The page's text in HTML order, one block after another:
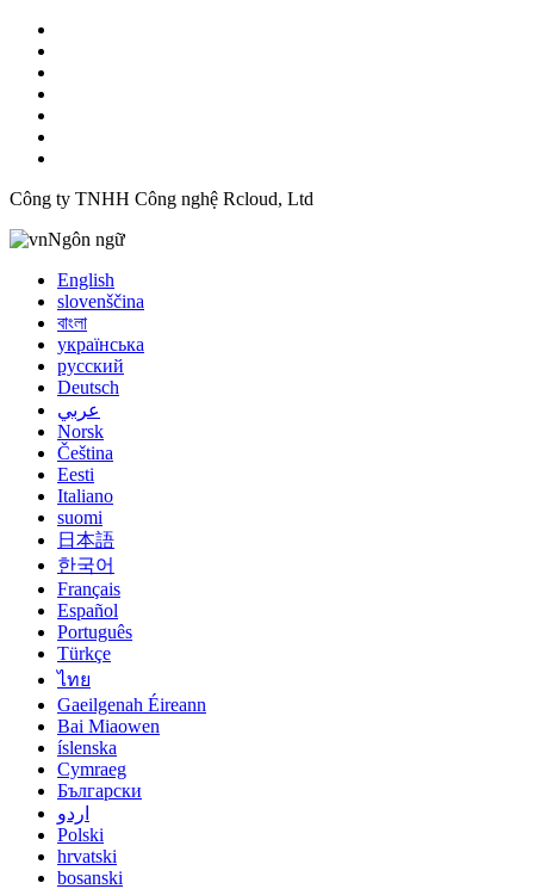
Công ty TNHH Công nghệ Rcloud, Ltd
Ngôn ngữ
English
slovenščina
বাংলা
українська
русский
Deutsch
عربي
Norsk
Čeština
Eesti
Italiano
suomi
日本語
한국어
Français
Español
Português
Türkçe
ไทย
Gaeilgenah Éireann
Bai Miaowen
íslenska
Cymraeg
Български
اردو
Polski
hrvatski
bosanski